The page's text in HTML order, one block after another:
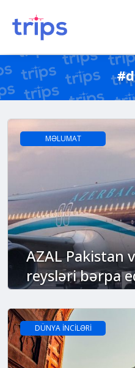
MƏLUMAT
AZAL Pakistan
reysləri bərpa
DÜNYA İNCİLƏRİ